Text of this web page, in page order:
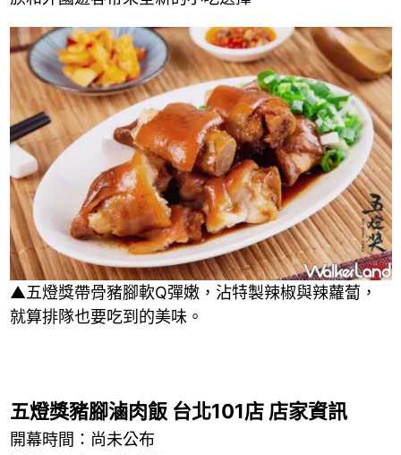
▲五燈獎帶骨豬腳軟Q彈嫩，沾特製辣椒與辣蘿蔔，
就算排隊也要吃到的美味。
五燈獎豬腳滷肉飯 台北101店 店家資訊
開幕時間：尚未公布